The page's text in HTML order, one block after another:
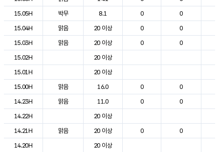
15.05H
박무 8.1 0 0
15.04H
맑음 20 이상 0 0
15.03H
맑음 20 이상 0 0
15.02H
20 이상
15.01H
20 이상
15.00H
맑음 16.0 0 0
14.23H
맑음 11.0 0 0
14.22H
20 이상
14.21H
맑음 20 이상 0 0
14.20H
20 이상